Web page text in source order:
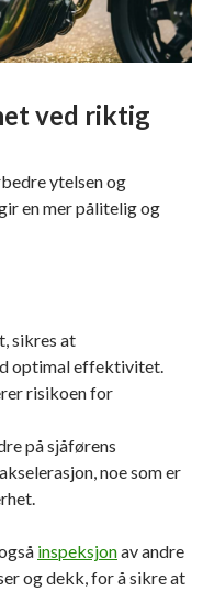
ved riktig
ytelsen og
en mer pålitelig og
sikres at
optimal effektivitet.
risikoen for
på sjåførens
noe som er
inspeksjonav andre
og dekk, for å sikre at